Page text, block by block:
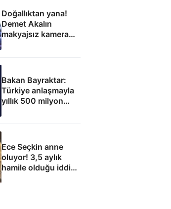
Doğallıktan yana!
Demet Akalın
makyajsız kamera
karşısına geçti
Bakan Bayraktar:
Türkiye anlaşmayla
yıllık 500 milyon
Ece Seçkin anne
oluyor! 3,5 aylık
hamile olduğu iddia
edildi